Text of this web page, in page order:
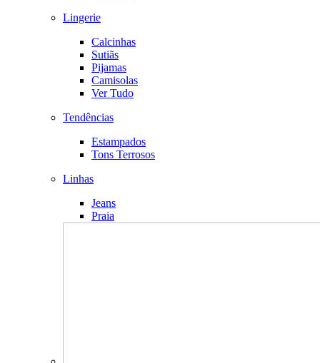
Lingerie
Calcinhas
Sutiãs
Pijamas
Camisolas
Ver Tudo
Tendências
Estampados
Tons Terrosos
Linhas
Jeans
Praia